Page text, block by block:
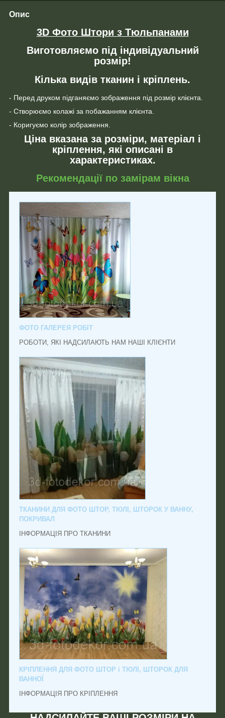
Опис
3D Фото Штори з Тюльпанами
Виготовляємо під індивідуальний
розмір!
Кілька видів тканин і кріплень.
- Перед друком підганяємо зображення під розмір клієнта.
- Створюємо колажі за побажанням клієнта.
- Коригуємо колір зображення.
Ціна вказана за розміри, матеріал і
кріплення, які описані в
характеристиках.
Рекомендації по замірам вікна
ФОТО ГАЛЕРЕЯ РОБІТ
РОБОТИ, ЯКІ НАДСИЛАЮТЬ НАМ НАШІ КЛІЄНТИ
ТКАНИНИ ДЛЯ ФОТО ШТОР, ТЮЛІ, ШТОРОК У ВАННУ,
ПОКРИВАЛ
ІНФОРМАЦІЯ ПРО ТКАНИНИ
КРІПЛЕННЯ ДЛЯ ФОТО ШТОР і ТЮЛІ, ШТОРОК ДЛЯ
ВАННОЇ
ІНФОРМАЦІЯ ПРО КРІПЛЕННЯ